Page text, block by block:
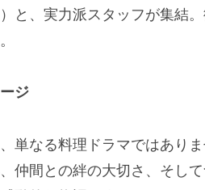
と、実力派スタッフが集結
ジ
単なる料理ドラマではあり
仲間との絆の大切さ、そし